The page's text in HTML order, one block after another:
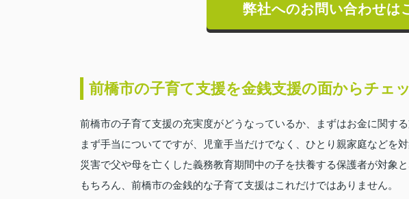
弊社へのお問い合わせは
前橋市の子育て支援を金銭支援の面からチェ
前橋市の子育て支援の充実度がどうなっているか、まずはお金に関す
まず手当についてですが、児童手当だけでなく、ひとり親家庭などを
災害で父や母を亡くした義務教育期間中の子を扶養する保護者が対象
もちろん、前橋市の金銭的な子育て支援はこれだけではありません。